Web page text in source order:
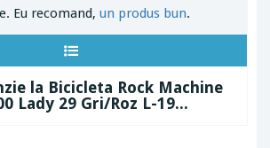
Eu recomand, un produs bun.
la Bicicleta Rock Machine
Lady 29 Gri/Roz L-19...